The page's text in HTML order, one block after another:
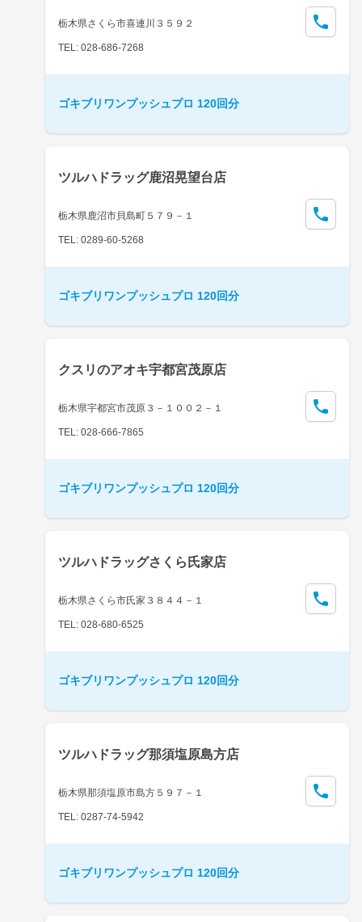
栃木県さくら市喜連川３５９２
TEL: 028-686-7268
ゴキブリワンプッシュプロ 120回分
ツルハドラッグ鹿沼晃望台店
栃木県鹿沼市貝島町５７９－１
TEL: 0289-60-5268
ゴキブリワンプッシュプロ 120回分
クスリのアオキ宇都宮茂原店
栃木県宇都宮市茂原３－１００２－１
TEL: 028-666-7865
ゴキブリワンプッシュプロ 120回分
ツルハドラッグさくら氏家店
栃木県さくら市氏家３８４４－１
TEL: 028-680-6525
ゴキブリワンプッシュプロ 120回分
ツルハドラッグ那須塩原島方店
栃木県那須塩原市島方５９７－１
TEL: 0287-74-5942
ゴキブリワンプッシュプロ 120回分